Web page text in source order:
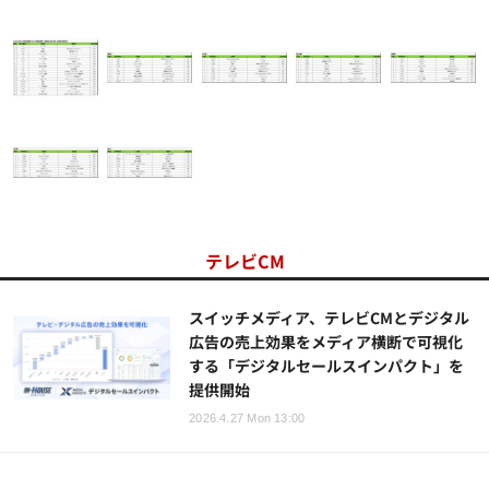
テレビCM
スイッチメディア、テレビCMとデジタル
広告の売上効果をメディア横断で可視化
する「デジタルセールスインパクト」を
提供開始
2026.4.27 Mon 13:00